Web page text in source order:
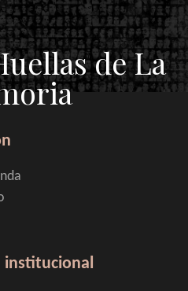
de La
institucional